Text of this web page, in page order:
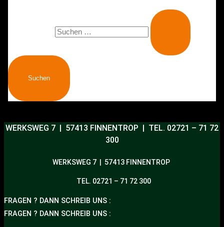
WERKSWEG 7 | 57413 FINNENTROP |
TEL. 02721 – 71 72
300
WERKSWEG 7 | 57413 FINNENTROP
TEL. 02721 – 71 72 300
FRAGEN ? DANN SCHREIB UNS :
FRAGEN ? DANN SCHREIB UNS :